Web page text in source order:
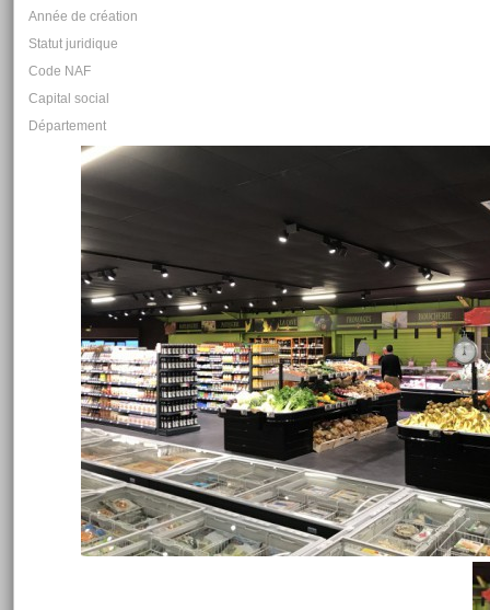
Année de création
Statut juridique
Code NAF
Capital social
Département